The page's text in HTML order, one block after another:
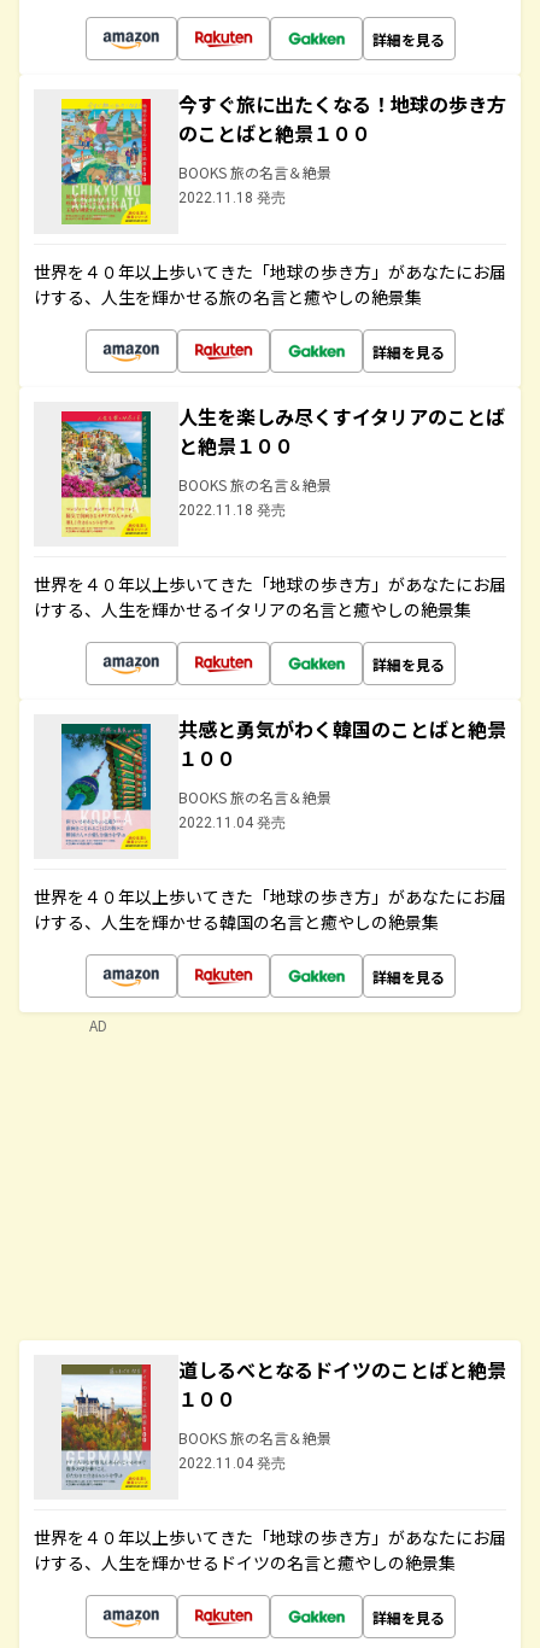
詳細を見る
今すぐ旅に出たくなる！地球の歩き方
のことばと絶景１００
BOOKS 旅の名言＆絶景
2022.11.18 発売
世界を４０年以上歩いてきた「地球の歩き方」があなたにお届
けする、人生を輝かせる旅の名言と癒やしの絶景集
詳細を見る
人生を楽しみ尽くすイタリアのことば
と絶景１００
BOOKS 旅の名言＆絶景
2022.11.18 発売
世界を４０年以上歩いてきた「地球の歩き方」があなたにお届
けする、人生を輝かせるイタリアの名言と癒やしの絶景集
詳細を見る
共感と勇気がわく韓国のことばと絶景
１００
BOOKS 旅の名言＆絶景
2022.11.04 発売
世界を４０年以上歩いてきた「地球の歩き方」があなたにお届
けする、人生を輝かせる韓国の名言と癒やしの絶景集
詳細を見る
道しるべとなるドイツのことばと絶景
１００
BOOKS 旅の名言＆絶景
2022.11.04 発売
世界を４０年以上歩いてきた「地球の歩き方」があなたにお届
けする、人生を輝かせるドイツの名言と癒やしの絶景集
詳細を見る
AD